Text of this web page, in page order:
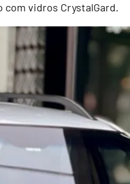
com vidros CrystalGard.